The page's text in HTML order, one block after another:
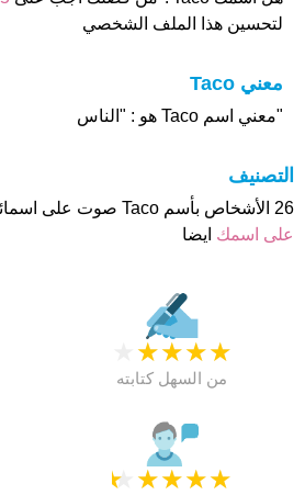
لتحسين هذا الملف الشخصي
معني Taco
"معني اسم Taco هو : "الناس
التصنيف
26 الأشخاص بأسم Taco صوت على اسمائهم . من فضلك
على اسمك ايضا
★
★
★
★
من السهل كتابته
★
★
★
★
★